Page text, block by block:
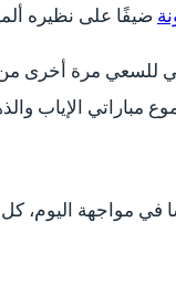
ضيفًا على نظيره
للسعي مرة أخرى من
في مواجهة اليوم، كل